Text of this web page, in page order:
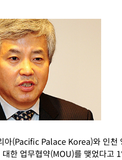
아(Pacific Palace Korea)와 인천
한 업무협약(MOU)를 맺었다고